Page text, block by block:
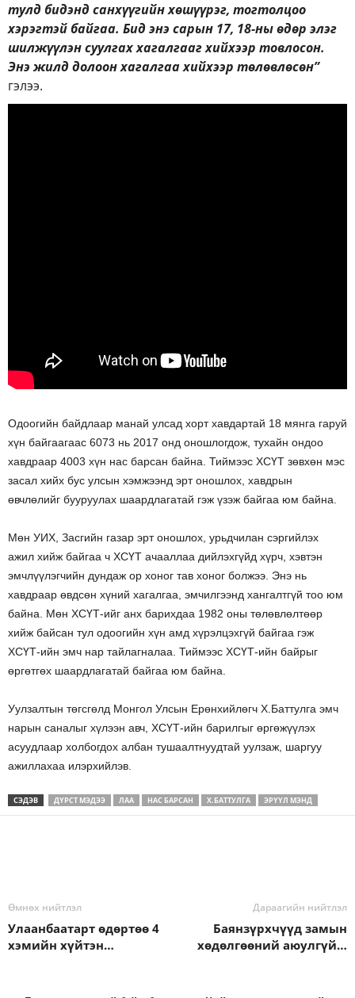
тулд бидэнд санхүүгийн хөшүүрэг, тогтолцоо
хэрэгтэй байгаа. Бид энэ сарын 17, 18-ны өдөр элэг
шилжүүлэн суулгах хагалгааг хийхээр товлосон.
Энэ жилд долоон хагалгаа хийхээр төлөвлөсөн”
гэлээ.
Одоогийн байдлаар манай улсад хорт хавдартай 18 мянга гаруй
хүн байгаагаас 6073 нь 2017 онд оношлогдож, тухайн ондоо
хавдраар 4003 хүн нас барсан байна. Тиймээс ХСҮТ зөвхөн мэс
засал хийх бус улсын хэмжээнд эрт оношлох, хавдрын
өвчлөлийг бууруулах шаардлагатай гэж үзэж байгаа юм байна.
Мөн УИХ, Засгийн газар эрт оношлох, урьдчилан сэргийлэх
ажил хийж байгаа ч ХСҮТ ачааллаа дийлэхгүйд хүрч, хэвтэн
эмчлүүлэгчийн дундаж ор хоног тав хоног болжээ. Энэ нь
хавдраар өвдсөн хүний хагалгаа, эмчилгээнд хангалтгүй тоо юм
байна. Мөн ХСҮТ-ийг анх барихдаа 1982 оны төлөвлөлтөөр
хийж байсан тул одоогийн хүн амд хүрэлцэхгүй байгаа гэж
ХСҮТ-ийн эмч нар тайлагналаа. Тиймээс ХСҮТ-ийн байрыг
өргөтгөх шаардлагатай байгаа юм байна.
Уулзалтын төгсгөлд Монгол Улсын Ерөнхийлөгч Х.Баттулга эмч
нарын саналыг хүлээн авч, ХСҮТ-ийн барилгыг өргөжүүлэх
асуудлаар холбогдох албан тушаалтнуудтай уулзаж, шаргуу
ажиллахаа илэрхийлэв.
СЭДЭВ ДҮРСТ МЭДЭЭ ЛАА НАС БАРСАН Х.БАТТУЛГА ЭРҮҮЛ МЭНД
Өмнөх нийтлэл
Улаанбаатарт өдөртөө 4
хэмийн хүйтэн…
Дараагийн нийтлэл
Баянзүрхчүүд замын
хөдөлгөөний аюулгүй…